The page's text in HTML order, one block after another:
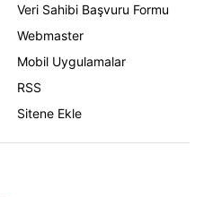
Veri Sahibi Başvuru Formu
Webmaster
Mobil Uygulamalar
RSS
Sitene Ekle